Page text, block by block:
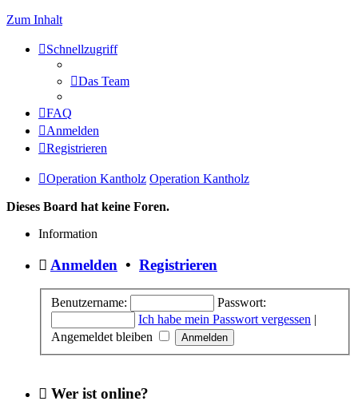
Zum Inhalt
Schnellzugriff
Das Team
FAQ
Anmelden
Registrieren
Operation Kantholz Operation Kantholz
Dieses Board hat keine Foren.
Information
Anmelden • Registrieren
Benutzername:
Passwort:
Ich habe mein Passwort vergessen |
Angemeldet bleiben
Wer ist online?